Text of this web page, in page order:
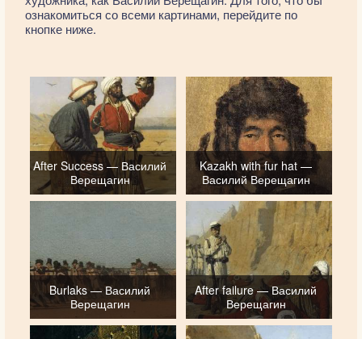
ознакомиться со всеми картинами, перейдите по
кнопке ниже.
After Success — Василий
Верещагин
Kazakh with fur hat —
Василий Верещагин
Burlaks — Василий
Верещагин
After failure — Василий
Верещагин